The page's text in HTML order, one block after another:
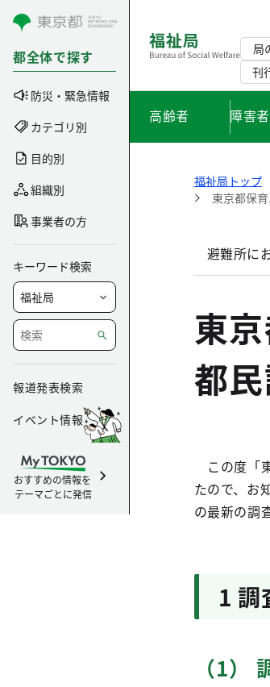
コンテンツにスキップ
都全体で探す
防災・緊急情報
カテゴリ別
目的別
組織別
事業者の方
キーワード検索
報道発表検索
イベント情報
おすすめの情報を
テーマごとに発信
局
刊
高齢者 障害者
福祉局トップ
東京都保
避難所に
東
都
この度「
たので、お
の最新の調
1 調
（1）